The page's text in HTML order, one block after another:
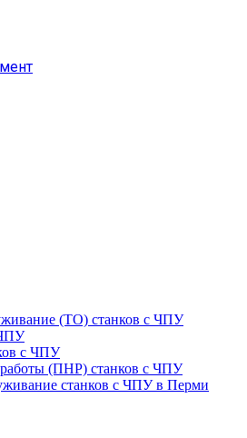
(ТО) станков с ЧПУ
с ЧПУ
(ПНР) станков с ЧПУ
станков с ЧПУ в Перми